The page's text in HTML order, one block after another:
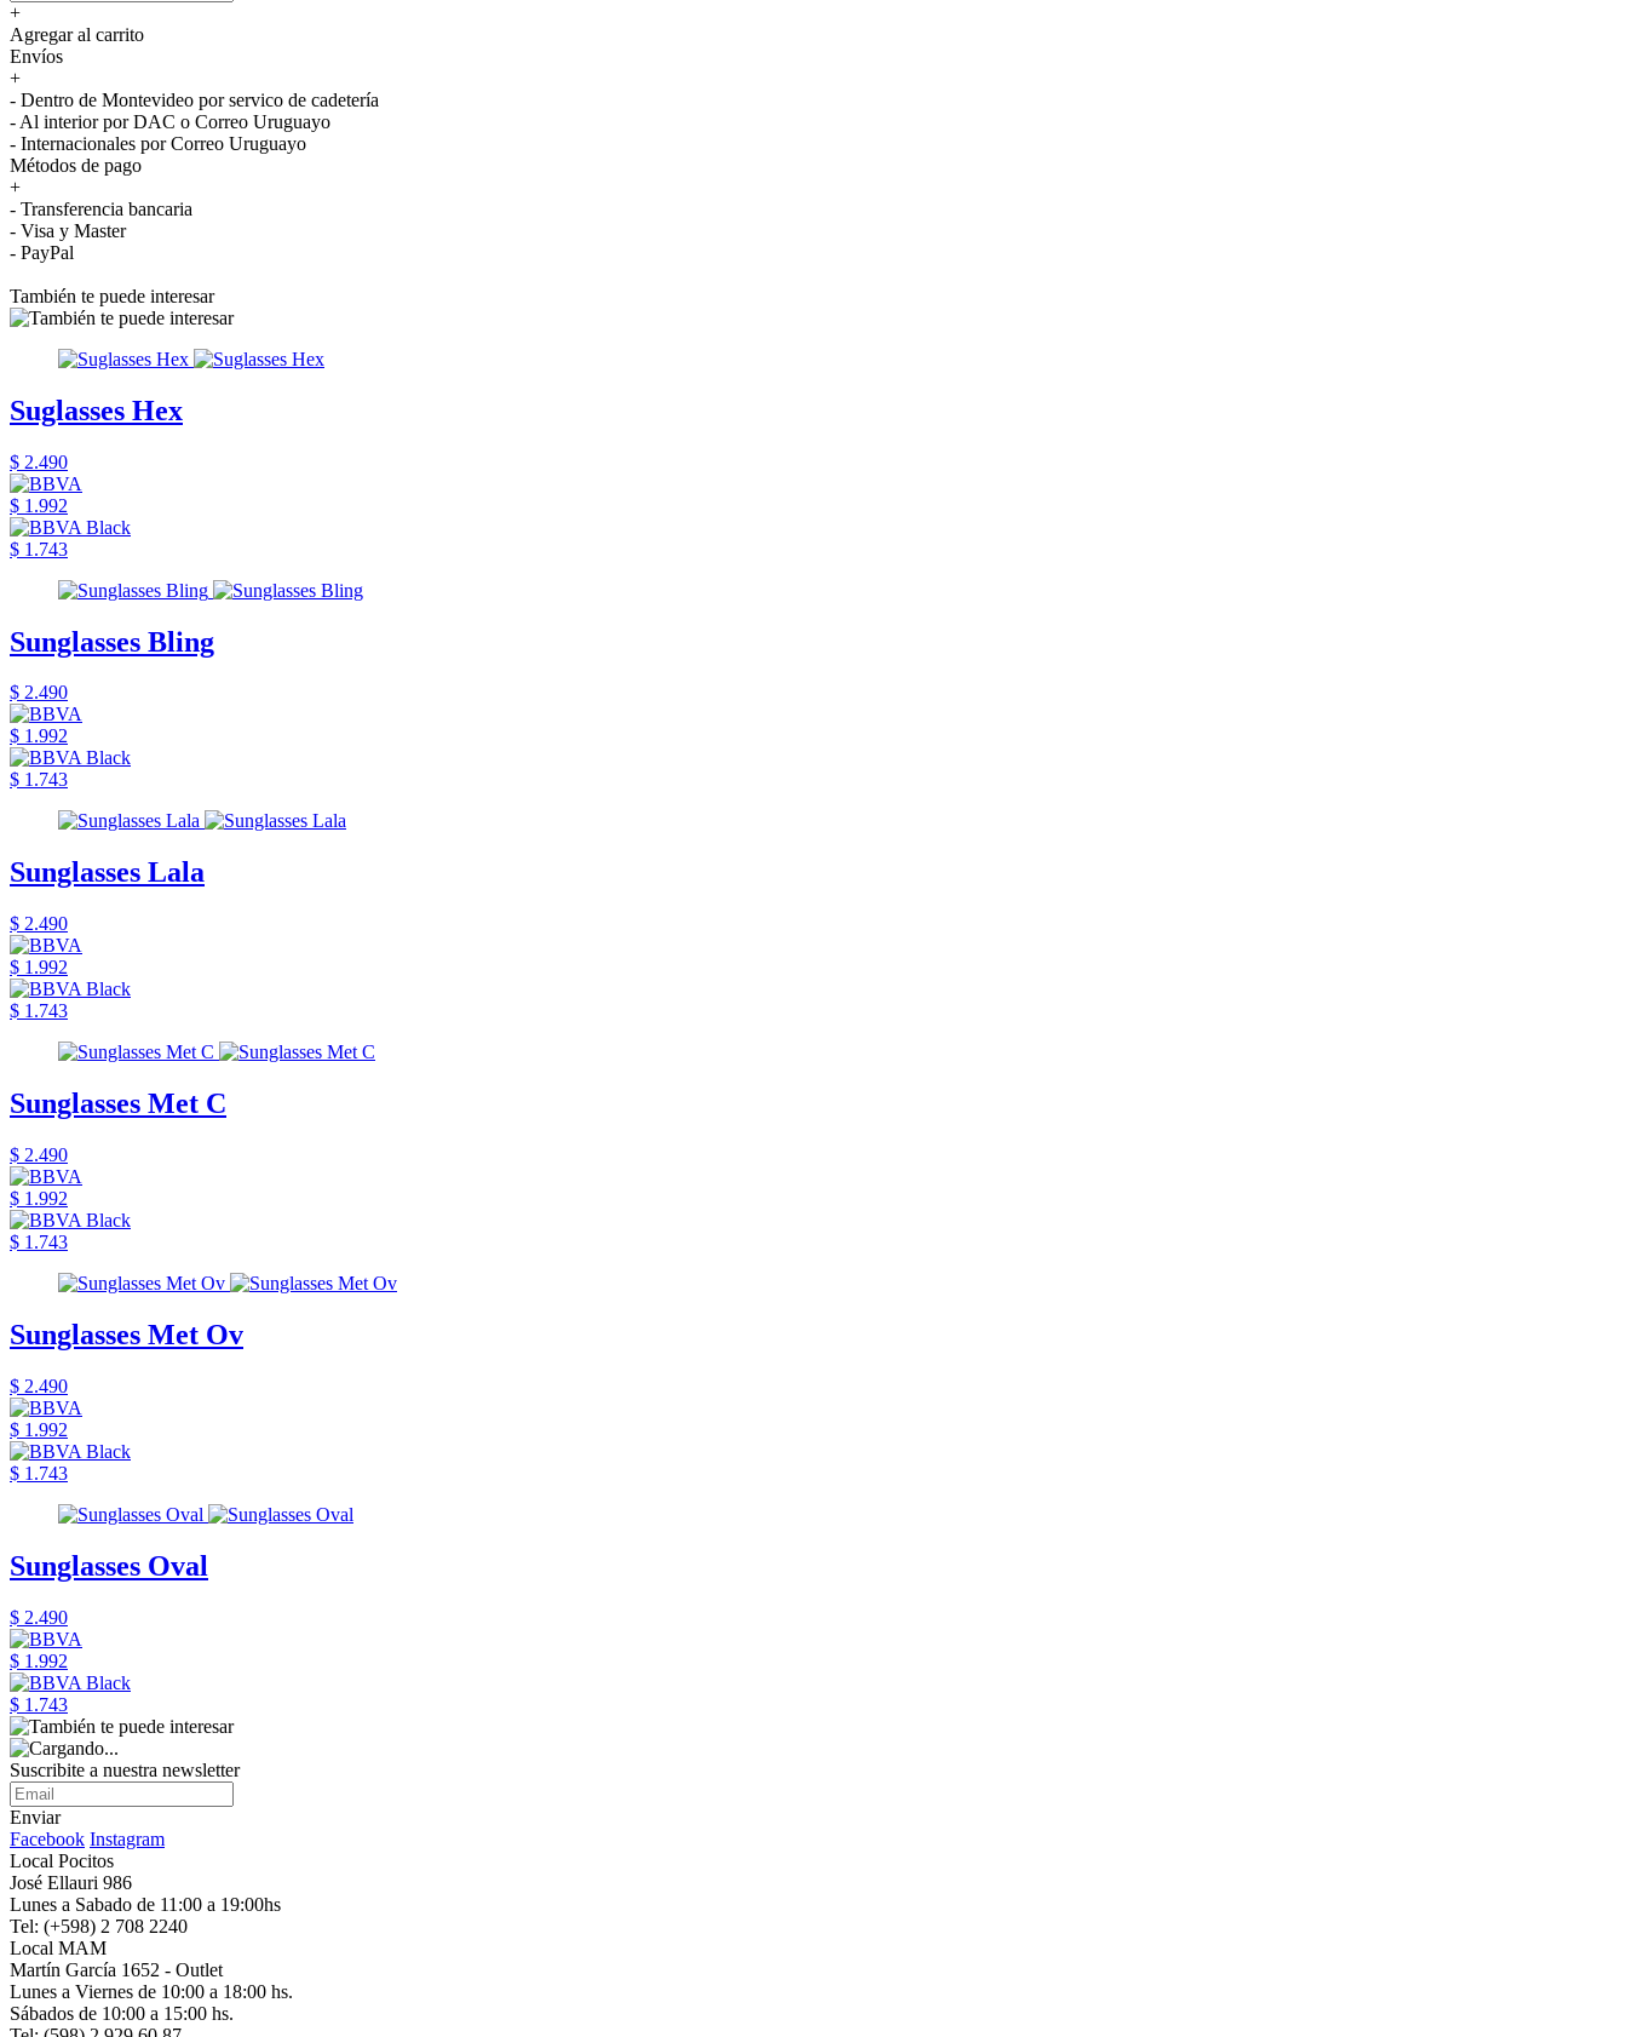
+
Agregar al carrito
Envíos
+
- Dentro de Montevideo por servico de cadetería
- Al interior por DAC o Correo Uruguayo
- Internacionales por Correo Uruguayo
Métodos de pago
+
- Transferencia bancaria
- Visa y Master
- PayPal
También te puede interesar
Suglasses Hex
$ 2.490
$ 1.992
$ 1.743
Sunglasses Bling
$ 2.490
$ 1.992
$ 1.743
Sunglasses Lala
$ 2.490
$ 1.992
$ 1.743
Sunglasses Met C
$ 2.490
$ 1.992
$ 1.743
Sunglasses Met Ov
$ 2.490
$ 1.992
$ 1.743
Sunglasses Oval
$ 2.490
$ 1.992
$ 1.743
Suscribite a nuestra newsletter
Enviar
Facebook Instagram
Local Pocitos
José Ellauri 986
Lunes a Sabado de 11:00 a 19:00hs
Tel: (+598) 2 708 2240
Local MAM
Martín García 1652 - Outlet
Lunes a Viernes de 10:00 a 18:00 hs.
Sábados de 10:00 a 15:00 hs.